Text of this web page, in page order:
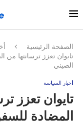
الصفحة الرئيسية
تايوان تعزز ترسانتها من
الصيني
أخبار السياسة
تايوان تعزز
المضادة